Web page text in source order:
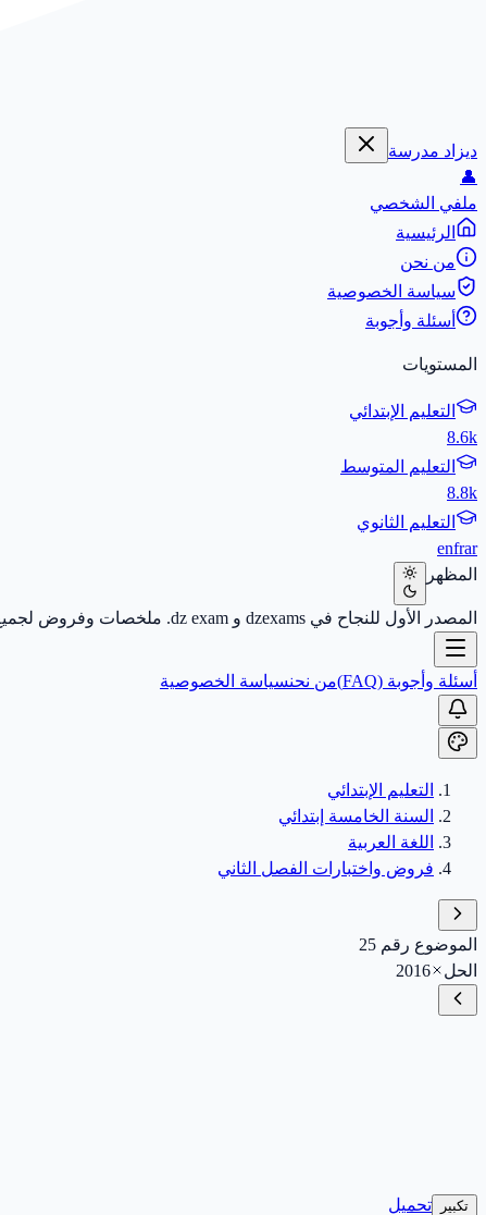
ديزاد مدرسة
👤
ملفي الشخصي
الرئيسية
من نحن
سياسة الخصوصية
أسئلة وأجوبة
المستويات
التعليم الإبتدائي
8.6k
التعليم المتوسط
8.8k
التعليم الثانوي
enfrar
المظهر
المصدر الأول للنجاح في dzexams و dz exam. ملخصات وفروض لجميع الأطوار.
أسئلة وأجوبة (FAQ) من نحنسياسة الخصوصية
التعليم الإبتدائي
السنة الخامسة إبتدائي
اللغة العربية
فروض واختبارات الفصل الثاني
الموضوع رقم 25
الحل
2016
تكبير تحميل